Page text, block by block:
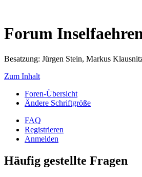
Forum
Besatzung: Jürgen Stein, Markus
Zum Inhalt
Foren-Übersicht
Ändere Schriftgröße
FAQ
Registrieren
Anmelden
Häufig gestellte Fragen